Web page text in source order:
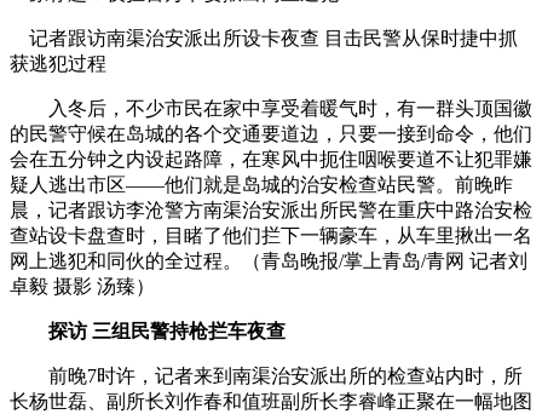
记者跟访南渠治安派出所设卡夜查 目击民警从保时捷中抓
获逃犯过程
入冬后，不少市民在家中享受着暖气时，有一群头顶国徽
的民警守候在岛城的各个交通要道边，只要一接到命令，他们
会在五分钟之内设起路障，在寒风中扼住咽喉要道不让犯罪嫌
疑人逃出市区——他们就是岛城的治安检查站民警。前晚昨
晨，记者跟访李沧警方南渠治安派出所民警在重庆中路治安检
查站设卡盘查时，目睹了他们拦下一辆豪车，从车里揪出一名
网上逃犯和同伙的全过程。（青岛晚报/掌上青岛/青网 记者刘
卓毅 摄影 汤臻）
探访 三组民警持枪拦车夜查
前晚7时许，记者来到南渠治安派出所的检查站内时，所
长杨世磊、副所长刘作春和值班副所长李睿峰正聚在一幅地图